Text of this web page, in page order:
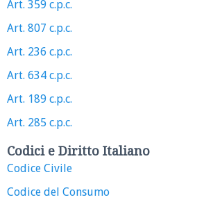
Art. 359 c.p.c.
Art. 807 c.p.c.
Art. 236 c.p.c.
Art. 634 c.p.c.
Art. 189 c.p.c.
Art. 285 c.p.c.
Codici e Diritto Italiano
Codice Civile
Codice del Consumo